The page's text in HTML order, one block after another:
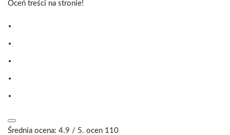
Oceń treści na stronie!
Średnia ocena: 4.9 / 5. ocen 110